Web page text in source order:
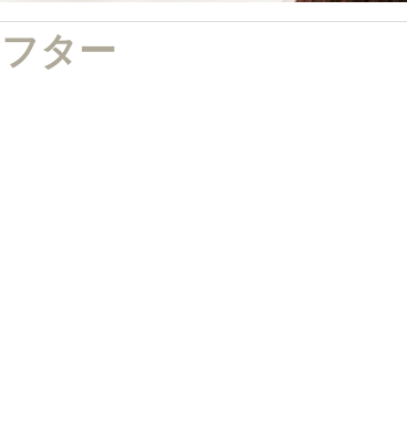
がるメニュー表
解説
美容室の単価アップにつながるカ
PILATES
サンプルテキスト。サンプルテキスト。
ター